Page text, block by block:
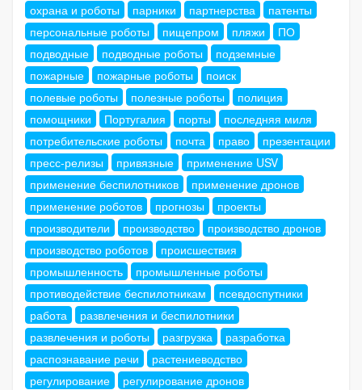
охрана и роботы
парники партнерства
патенты
персональные роботы
пищепром пляжи
ПО
подводные
подводные роботы
подземные
пожарные
пожарные роботы
поиск
полевые роботы
полезные роботы
полиция
помощники
Португалия порты
последняя миля
потребительские роботы
почта право
презентации
пресс-релизы
привязные
применение USV
применение беспилотников
применение дронов
применение роботов
прогнозы
проекты
производители
производство
производство дронов
производство роботов
происшествия
промышленность
промышленные роботы
противодействие беспилотникам
псевдоспутники
работа
развлечения и беспилотники
развлечения и роботы
разгрузка
разработка
распознавание речи
растениеводство
регулирование
регулирование дронов